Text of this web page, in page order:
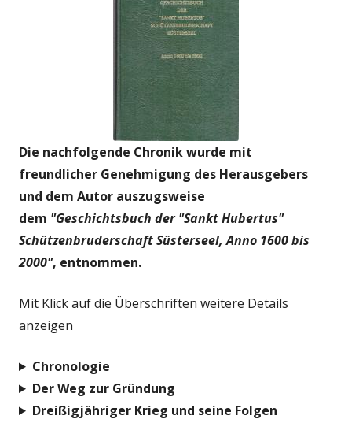
Die nachfolgende Chronik wurde mit
freundlicher Genehmigung des Herausgebers
und dem Autor auszugsweise
dem "Geschichtsbuch der "Sankt Hubertus"
Schützenbruderschaft Süsterseel, Anno 1600 bis
2000", entnommen.
Mit Klick auf die Überschriften weitere Details
anzeigen
Chronologie
Der Weg zur Gründung
Dreißigjähriger Krieg und seine Folgen